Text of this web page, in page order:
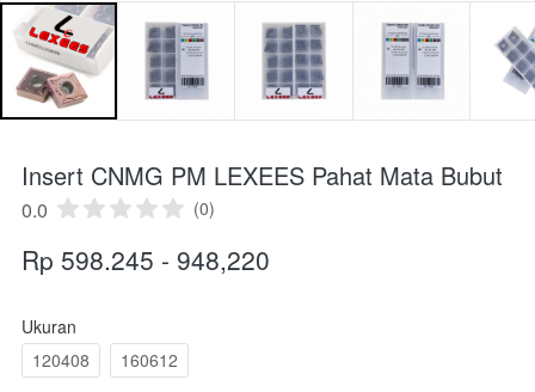
Insert CNMG PM LEXEES Pahat Mata Bubut
0.0 (0)
Rp 598.245 - 948,220
Ukuran
120408
160612